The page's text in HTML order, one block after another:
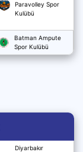
Paravolley Spor
Kulübü
Batman Ampute
Spor Kulübü
Diyarbakır